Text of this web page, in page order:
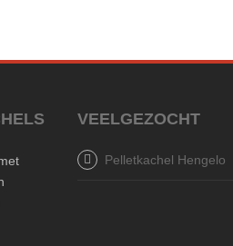
VEELGEZOCHT
Pelletkachel Hengelo